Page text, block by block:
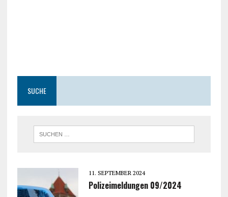
SUCHE
11. SEPTEMBER 2024
Polizeimeldungen 09/2024